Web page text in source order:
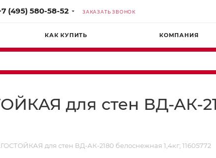
(495) 580-58-52 ЗАКАЗАТЬ ЗВОНОК
КАК КУПИТЬ КОМПАНИЯ
для стен ВД-АК-
для стен ВД-АК-2180 белоснежная 1,4кг; 11605772